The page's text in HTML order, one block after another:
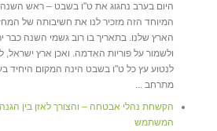
היום בערב נחגוג את ט"ו בשבט – ראש השנה
המיוחד הזה מזכיר לנו את חשיבותה של
הארץ שלנו. בתאריך בו רוב גשמי השנה כבר
ולשמור על פוריות האדמה. ואכן ארץ
לנטוע עץ כל ט"ו בשבט הינה המקום היחיד
מתרחב ...
הקשחת נהלי אבטחה – והצורך לאזן בין
המשתמש